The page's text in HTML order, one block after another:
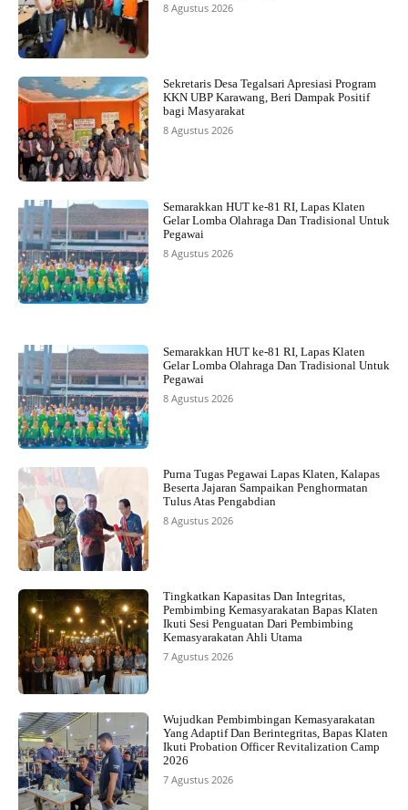
8 Agustus 2026
Sekretaris Desa Tegalsari Apresiasi Program
KKN UBP Karawang, Beri Dampak Positif
bagi Masyarakat
8 Agustus 2026
Semarakkan HUT ke-81 RI, Lapas Klaten
Gelar Lomba Olahraga Dan Tradisional Untuk
Pegawai
8 Agustus 2026
Semarakkan HUT ke-81 RI, Lapas Klaten
Gelar Lomba Olahraga Dan Tradisional Untuk
Pegawai
8 Agustus 2026
Purna Tugas Pegawai Lapas Klaten, Kalapas
Beserta Jajaran Sampaikan Penghormatan
Tulus Atas Pengabdian
8 Agustus 2026
Tingkatkan Kapasitas Dan Integritas,
Pembimbing Kemasyarakatan Bapas Klaten
Ikuti Sesi Penguatan Dari Pembimbing
Kemasyarakatan Ahli Utama
7 Agustus 2026
Wujudkan Pembimbingan Kemasyarakatan
Yang Adaptif Dan Berintegritas, Bapas Klaten
Ikuti Probation Officer Revitalization Camp
2026
7 Agustus 2026